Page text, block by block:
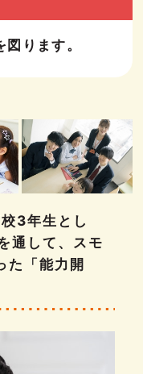
ります。
3年生とし
通して、
スモ
た「能力開